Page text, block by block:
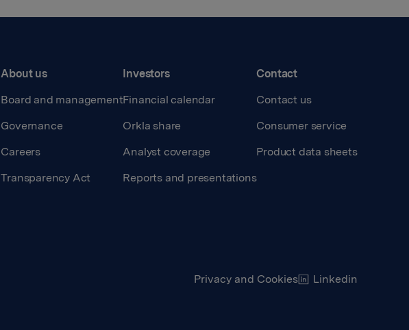
About us
Board and management
Governance
Careers
Transparency Act
Investors
Financial calendar
Orkla share
Analyst coverage
Reports and presentations
Contact
Contact us
Consumer service
Product data sheets
Privacy and Cookies Linkedin